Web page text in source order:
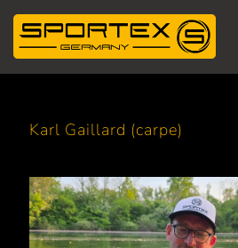
Karl Gaillard (carpe)